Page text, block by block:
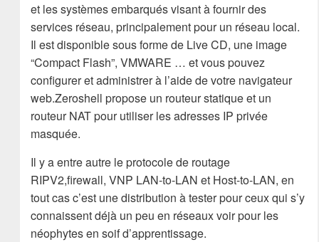
et les systèmes embarqués visant à fournir des
services réseau, principalement pour un réseau local.
Il est disponible sous forme de Live CD, une image
“Compact Flash”, VMWARE … et vous pouvez
configurer et administrer à l’aide de votre navigateur
web.Zeroshell propose un routeur statique et un
routeur NAT pour utiliser les adresses IP privée
masquée.
Il y a entre autre le protocole de routage
RIPV2,firewall, VNP LAN-to-LAN et Host-to-LAN, en
tout cas c’est une distribution à tester pour ceux qui s’y
connaissent déjà un peu en réseaux voir pour les
néophytes en soif d’apprentissage.